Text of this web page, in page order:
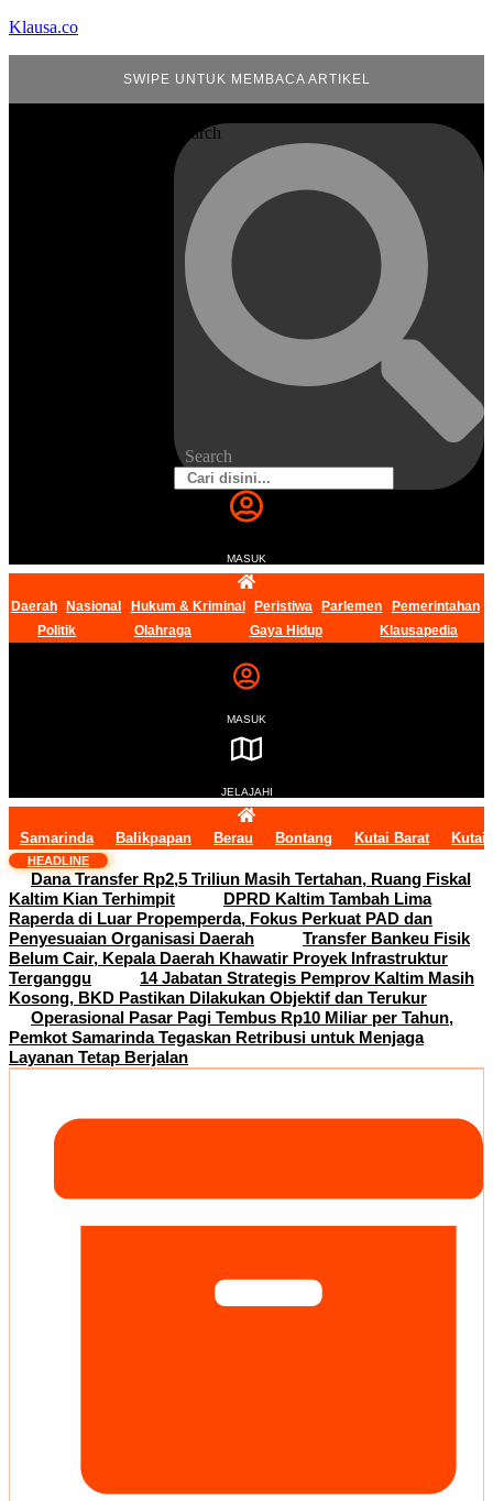
Klausa.co
SWIPE UNTUK MEMBACA ARTIKEL
Search
Search
MASUK
Daerah Nasional Hukum & Kriminal Peristiwa Parlemen
Pemerintahan
Politik
Olahraga Gaya Hidup Klausapedia
MASUK
JELAJAHI
Samarinda Balikpapan Berau Bontang Kutai Barat Kutai
HEADLINE
Dana Transfer Rp2,5 Triliun Masih Tertahan, Ruang Fiskal
Kaltim Kian Terhimpit
DPRD Kaltim Tambah Lima
Raperda di Luar Propemperda, Fokus Perkuat PAD dan
Penyesuaian Organisasi Daerah
Transfer Bankeu Fisik
Belum Cair, Kepala Daerah Khawatir Proyek Infrastruktur
Terganggu
14 Jabatan Strategis Pemprov Kaltim Masih
Kosong, BKD Pastikan Dilakukan Objektif dan Terukur
Operasional Pasar Pagi Tembus Rp10 Miliar per Tahun,
Pemkot Samarinda Tegaskan Retribusi untuk Menjaga
Layanan Tetap Berjalan